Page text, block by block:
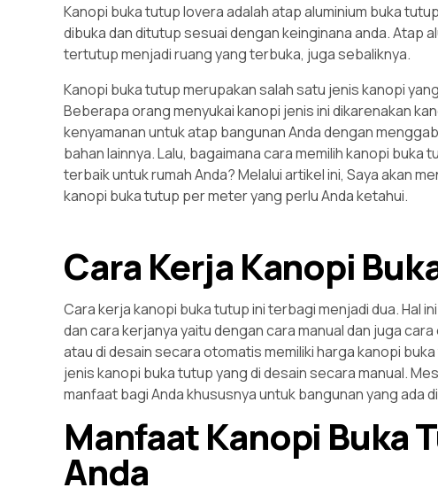
Kanopi buka tutup lovera adalah atap aluminium buka
dibuka dan ditutup sesuai dengan keinginana anda. Atap
tertutup menjadi ruang yang terbuka, juga sebaliknya.
Kanopi buka tutup merupakan salah satu jenis kanopi
Beberapa orang menyukai kanopi jenis ini dikarenakan
kenyamanan untuk atap bangunan Anda dengan
bahan lainnya. Lalu, bagaimana cara memilih kanopi
terbaik untuk rumah Anda? Melalui artikel ini, Saya akan
kanopi buka tutup per meter yang perlu Anda ketahui.
Cara Kerja Kanopi
Cara kerja kanopi buka tutup ini terbagi menjadi dua. Hal
dan cara kerjanya yaitu dengan cara manual dan juga
atau di desain secara otomatis memiliki harga kanopi
jenis kanopi buka tutup yang di desain secara manual.
manfaat bagi Anda khususnya untuk bangunan yang ada
Manfaat Kanopi Buka
Anda